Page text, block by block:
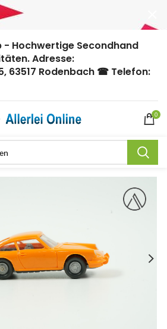
- Hochwertige Secondhand
Adresse:
63517 Rodenbach ☎ Telefon:
0